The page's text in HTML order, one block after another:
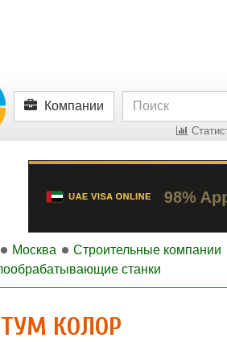
Компании
Москва Строительные компании
станки
КОЛОР